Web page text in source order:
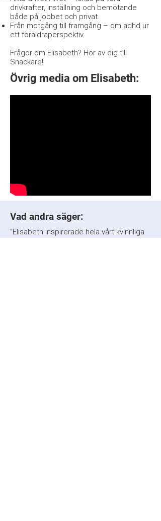
drivkrafter, inställning och bemötande
både på jobbet och privat.
Från motgång till framgång – om adhd ur
ett föräldraperspektiv.
Frågor om Elisabeth? Hör av dig till
Snackare!
Övrig media om Elisabeth:
Vad andra säger:
”Elisabeth inspirerade hela vårt kvinnliga
nätverk med sin energi, empati och